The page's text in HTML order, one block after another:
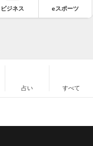
ビジネス eスポーツ
占い すべて